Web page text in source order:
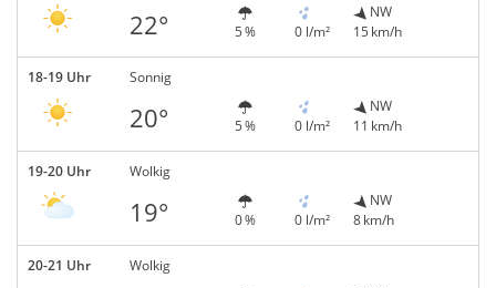
22° 5 % 0 l/m²
NW
15 km/h
18-19 Uhr Sonnig
20° 5 % 0 l/m²
NW
11 km/h
19-20 Uhr Wolkig
19° 0 % 0 l/m²
NW
8 km/h
20-21 Uhr Wolkig